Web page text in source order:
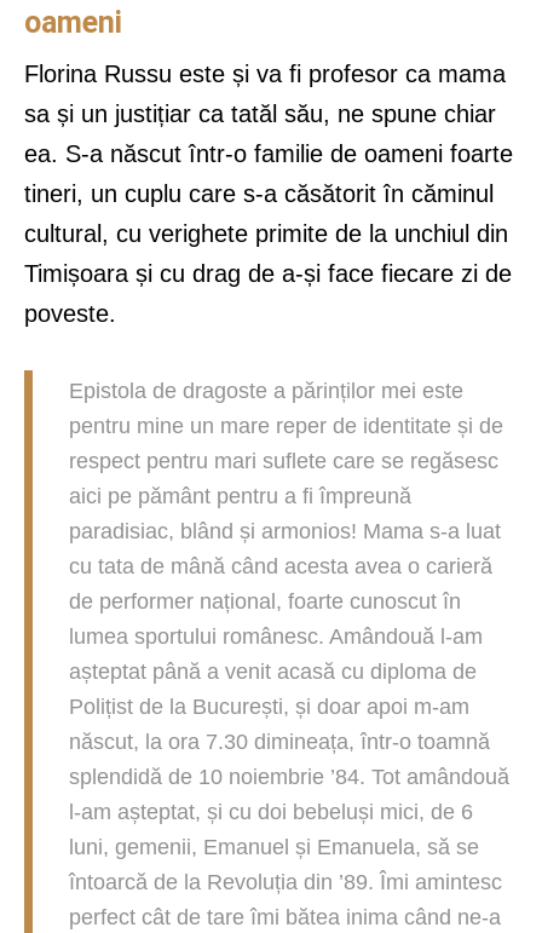
oameni
Florina Russu este și va fi profesor ca mama
sa și un justițiar ca tatăl său, ne spune chiar
ea. S-a născut într-o familie de oameni foarte
tineri, un cuplu care s-a căsătorit în căminul
cultural, cu verighete primite de la unchiul din
Timișoara și cu drag de a-și face fiecare zi de
poveste.
Epistola de dragoste a părinților mei este
pentru mine un mare reper de identitate și de
respect pentru mari suflete care se regăsesc
aici pe pământ pentru a fi împreună
paradisiac, blând și armonios! Mama s-a luat
cu tata de mână când acesta avea o carieră
de performer național, foarte cunoscut în
lumea sportului românesc. Amândouă l-am
așteptat până a venit acasă cu diploma de
Polițist de la București, și doar apoi m-am
născut, la ora 7.30 dimineața, într-o toamnă
splendidă de 10 noiembrie ’84. Tot amândouă
l-am așteptat, și cu doi bebeluși mici, de 6
luni, gemenii, Emanuel și Emanuela, să se
întoarcă de la Revoluția din ’89. Îmi amintesc
perfect cât de tare îmi bătea inima când ne-a